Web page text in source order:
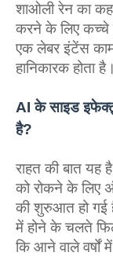
शाओली रेन का
करने के लिए कच्चे
एक लेबर इंटेंस काम
हानिकारक होता
AI के साइड
है?
राहत की बात यह
को रोकने के लिए
की शुरुआत हो गई
में होने के चलते
कि आने वाले वर्षों